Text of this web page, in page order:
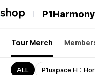
P1Harmony
Tour Merch
ALL P1uspace H：